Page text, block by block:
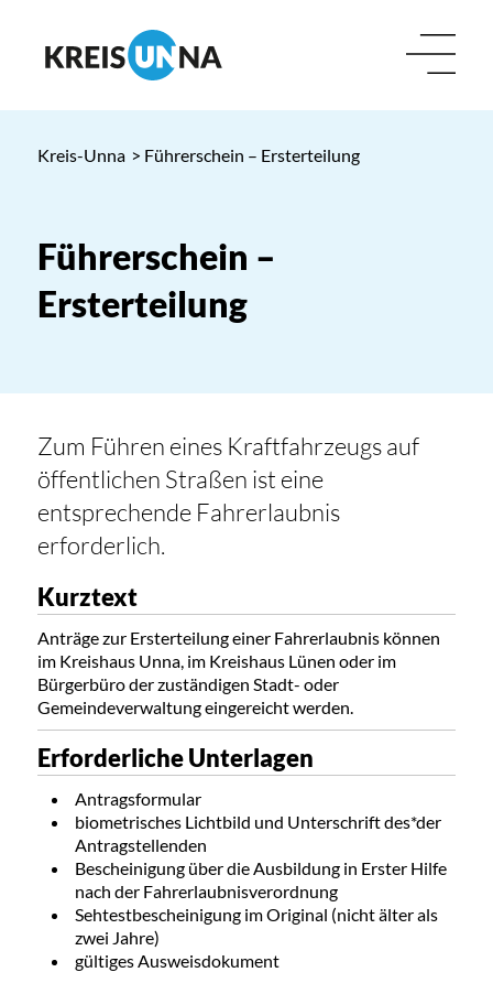
Kreis-Unna > Führerschein – Ersterteilung
Führerschein –
Ersterteilung
Zum Führen eines Kraftfahrzeugs auf
öffentlichen Straßen ist eine
entsprechende Fahrerlaubnis
erforderlich.
Kurztext
Anträge zur Ersterteilung einer Fahrerlaubnis können
im Kreishaus Unna, im Kreishaus Lünen oder im
Bürgerbüro der zuständigen Stadt- oder
Gemeindeverwaltung eingereicht werden.
Erforderliche Unterlagen
Antragsformular
biometrisches Lichtbild und Unterschrift des*der
Antragstellenden
Bescheinigung über die Ausbildung in Erster Hilfe
nach der Fahrerlaubnisverordnung
Sehtestbescheinigung im Original (nicht älter als
zwei Jahre)
gültiges Ausweisdokument